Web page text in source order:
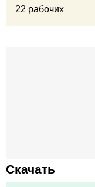
22 рабочих
Скачать